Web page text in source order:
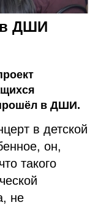
в ДШИ
в ДШИ.
в детской
он,
такого
не